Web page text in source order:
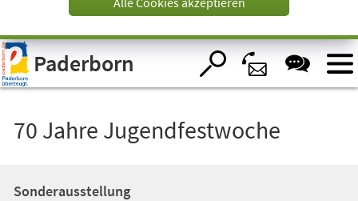
Visuelle
Assistenzsoftware
öffnen.Paderborn
70 Jahre Jugendfestwoche
Sonderausstellung